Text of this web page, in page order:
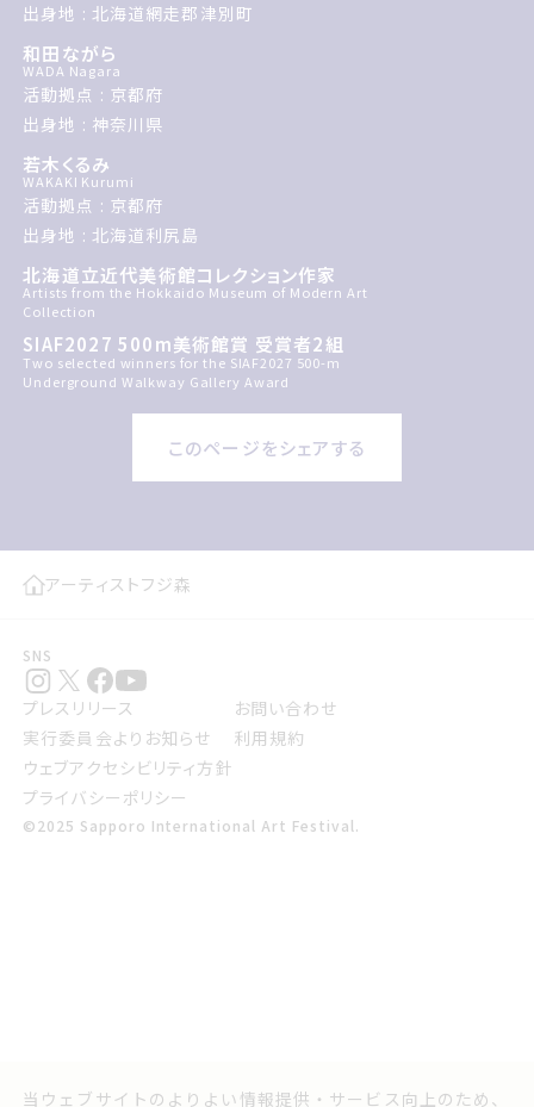
当ウェブサイトのよりよい情報提供・サービス向上のため、
出身地 : 北海道網走郡津別町
和田ながら
WADA Nagara
活動拠点 : 京都府
出身地 : 神奈川県
若木くるみ
WAKAKI Kurumi
活動拠点 : 京都府
出身地 : 北海道利尻島
北海道立近代美術館コレクション作家
Artists from the Hokkaido Museum of Modern Art
Collection
SIAF2027 500m美術館賞 受賞者2組
Two selected winners for the SIAF2027 500-m
Underground Walkway Gallery Award
このページをシェアする
アーティストフジ森
SNS
プレスリリース
実行委員会よりお知らせ
ウェブアクセシビリティ方針
プライバシーポリシー
お問い合わせ
利用規約
©2025 Sapporo International Art Festival.